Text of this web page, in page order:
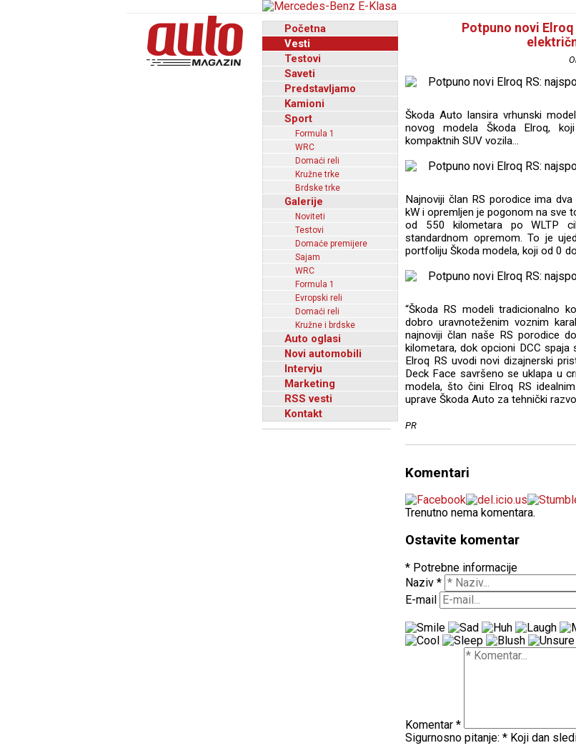
Početna
Vesti
Testovi
Saveti
Predstavljamo
Kamioni
Sport
Formula 1
WRC
Domaći reli
Kružne trke
Brdske trke
Galerije
Noviteti
Testovi
Domaće premijere
Sajam
WRC
Formula 1
Evropski reli
Domaći reli
Kružne i brdske
Auto oglasi
Novi automobili
Intervju
Marketing
RSS vesti
Kontakt
Potpuno novi
Škoda Auto lansira vrhunski
novog modela Škoda Elroq,
kompaktnih SUV vozila…
Najnoviji član RS porodice ima
kW i opremljen je pogonom na sve
od 550 kilometara po WLTP
standardnom opremom. To je
portfoliju Škoda modela, koji od 0
“Škoda RS modeli tradicionalno
dobro uravnoteženim voznim
najnoviji član naše RS porodice
kilometara, dok opcioni DCC
Elroq RS uvodi novi dizajnerski
Deck Face savršeno se uklapa u
modela, što čini Elroq RS
uprave Škoda Auto za tehnički
PR
Komentari
Trenutno nema komentara.
Ostavite komentar
* Potrebne informacije
Naziv *
E-mail
Komentar *
Sigurnosno pitanje: * Koji dan